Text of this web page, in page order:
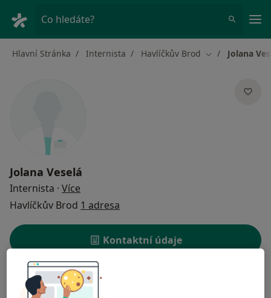
Co hledáte?
Hlavní Stránka Internista Havlíčkův Brod Změna města
Jolana
Jolana Veselá
Internista · Více
Havlíčkův Brod 1 adresa
Kontaktní údaje
Rezervovat termín